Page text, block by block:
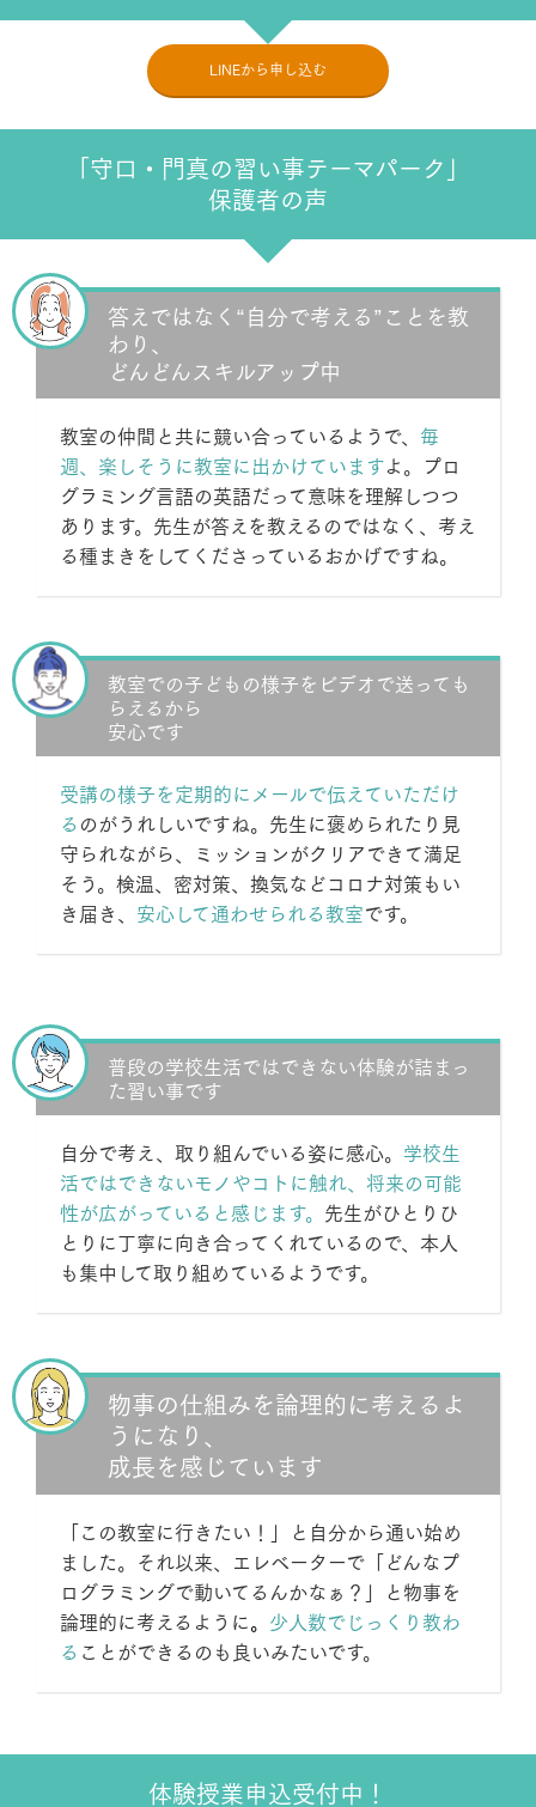
LINEから申し込む
「守口・門真の習い事テーマパーク」
保護者の声
答えではなく“自分で考える”ことを教
わり、
どんどんスキルアップ中
教室の仲間と共に競い合っているようで、 毎
週、楽しそうに教室に出かけていますよ。プロ
グラミング言語の英語だって意味を理解しつつ
あります。先生が答えを教えるのではなく、考え
る種まきをしてくださっているおかげですね。
教室での子どもの様子をビデオで送っても
らえるから
安心です
受講の様子を定期的にメールで伝えていただけ
る のがうれしいですね。先生に褒められたり見
守られながら、ミッションがクリアできて満足
そう。検温、密対策、換気などコロナ対策もい
き届き、 安心して通わせられる教室です。
普段の学校生活ではできない体験が詰まっ
た習い事です
自分で考え、取り組んでいる姿に感心。 学校生
活ではできないモノやコトに触れ、将来の可能
性が広がっていると感じます。 先生がひとりひ
とりに丁寧に向き合ってくれているので、本人
も集中して取り組めているようです。
物事の仕組みを論理的に考えるよ
うになり、
成長を感じています
「この教室に行きたい！」と自分から通い始め
ました。それ以来、エレベーターで「どんなプ
ログラミングで動いてるんかなぁ？」と物事を
論理的に考えるように。 少人数でじっくり教わ
る ことができるのも良いみたいです。
体験授業申込受付中！